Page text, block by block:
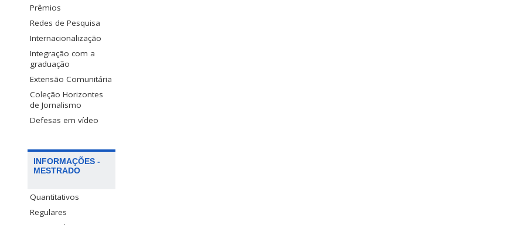
Prêmios
Redes de Pesquisa
Internacionalização
Integração com a
graduação
Extensão Comunitária
Coleção Horizontes
de Jornalismo
Defesas em vídeo
INFORMAÇÕES -
MESTRADO
Quantitativos
Regulares